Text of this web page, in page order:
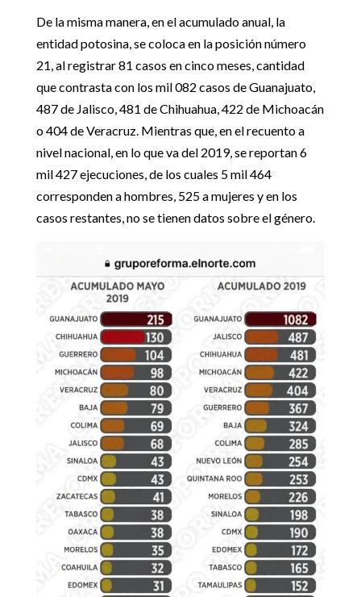
De la misma manera, en el acumulado anual, la
entidad potosina, se coloca en la posición número
21, al registrar 81 casos en cinco meses, cantidad
que contrasta con los mil 082 casos de Guanajuato,
487 de Jalisco, 481 de Chihuahua, 422 de Michoacán
o 404 de Veracruz. Mientras que, en el recuento a
nivel nacional, en lo que va del 2019, se reportan 6
mil 427 ejecuciones, de los cuales 5 mil 464
corresponden a hombres, 525 a mujeres y en los
casos restantes, no se tienen datos sobre el género.